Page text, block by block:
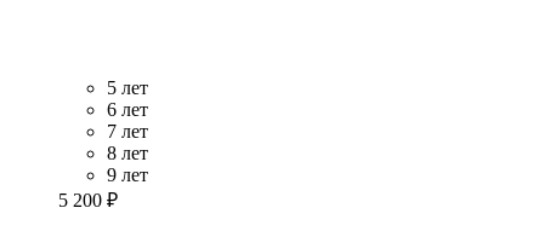
5 лет
6 лет
7 лет
8 лет
9 лет
5 200 ₽